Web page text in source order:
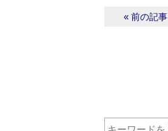
« 前の記事